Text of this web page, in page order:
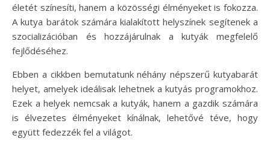
életét színesíti, hanem a közösségi élményeket is fokozza.
A kutya barátok számára kialakított helyszínek segítenek a
szocializációban és hozzájárulnak a kutyák megfelelő
fejlődéséhez.
Ebben a cikkben bemutatunk néhány népszerű kutyabarát
helyet, amelyek ideálisak lehetnek a kutyás programokhoz.
Ezek a helyek nemcsak a kutyák, hanem a gazdik számára
is élvezetes élményeket kínálnak, lehetővé téve, hogy
együtt fedezzék fel a világot.